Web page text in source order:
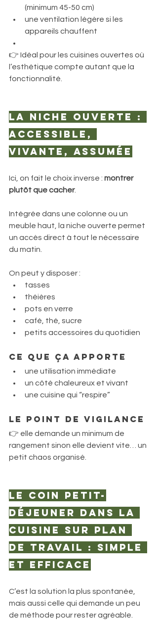
(minimum 45-50 cm)
une ventilation légère si les
appareils chauffent
👉 Idéal pour les cuisines ouvertes où
l’esthétique compte autant que la
fonctionnalité.
La niche ouverte :
accessible,
vivante, assumée
Ici, on fait le choix inverse : montrer
plutôt que cacher.
Intégrée dans une colonne ou un
meuble haut, la niche ouverte permet
un accès direct à tout le nécessaire
du matin.
On peut y disposer :
tasses
théières
pots en verre
café, thé, sucre
petits accessoires du quotidien
Ce que ça apporte
une utilisation immédiate
un côté chaleureux et vivant
une cuisine qui “respire”
Le point de vigilance
👉 elle demande un minimum de
rangement sinon elle devient vite… un
petit chaos organisé.
Le coin petit-
déjeuner dans la
cuisine sur plan
de travail : simple
et efficace
C’est la solution la plus spontanée,
mais aussi celle qui demande un peu
de méthode pour rester agréable.